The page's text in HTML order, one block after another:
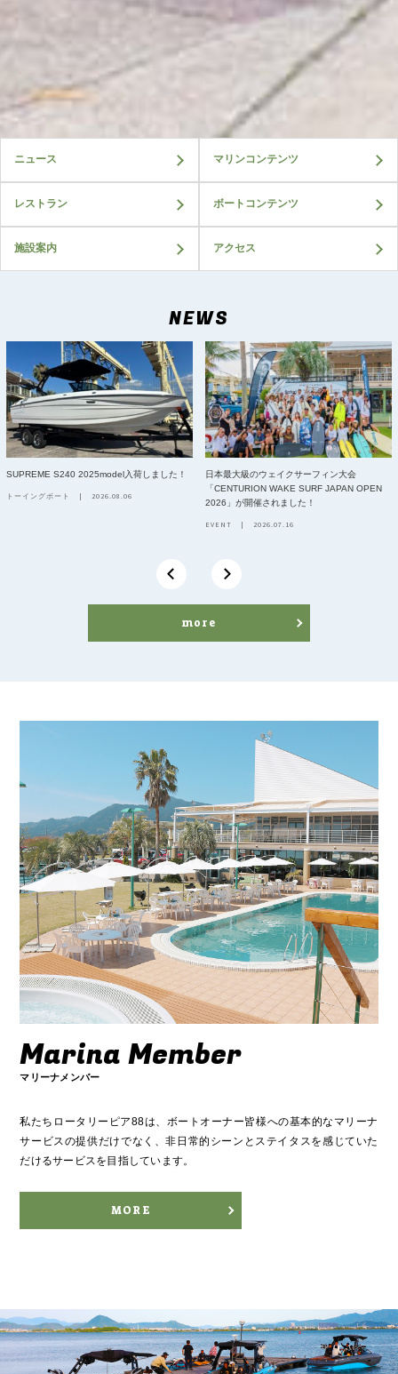
ニュース マリンコンテンツ
レストラン ボートコンテンツ
施設案内 アクセス
NEWS
SUPREME S240 2025model入荷しました！
トーイングボート 2026.08.06
日本最大級のウェイクサーフィン大会
「CENTURION WAKE SURF JAPAN OPEN
2026」が開催されました！
EVENT 2026.07.16
more
Marina Member
マリーナメンバー
私たちロータリーピア88は、ボートオーナー皆様への基本的なマリーナ
サービスの提供だけでなく、非日常的シーンとステイタスを感じていた
だけるサービスを目指しています。
MORE